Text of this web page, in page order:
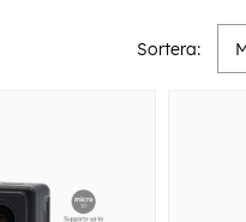
Sortera: